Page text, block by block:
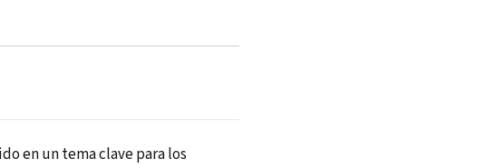
en un tema clave para los